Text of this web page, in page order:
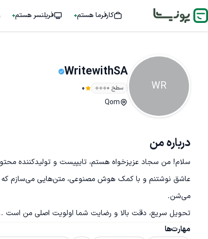
کارفرما هستم فریلنسر هستم
WR
WritewithSA
سطح ۰ 0
Qom
درباره من
تحویل سریع، دقت بالا و رضایت شما اولویت اصلی من است
مهارت‌ها